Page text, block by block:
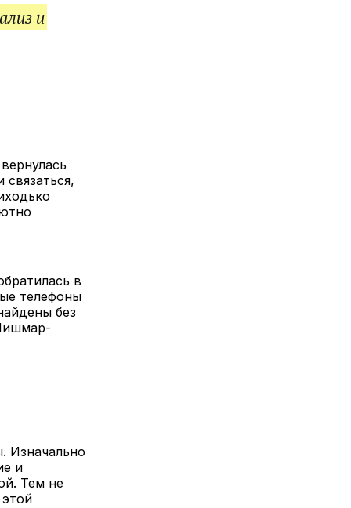
и
в
телефоны
без
Изначально
и
Тем не